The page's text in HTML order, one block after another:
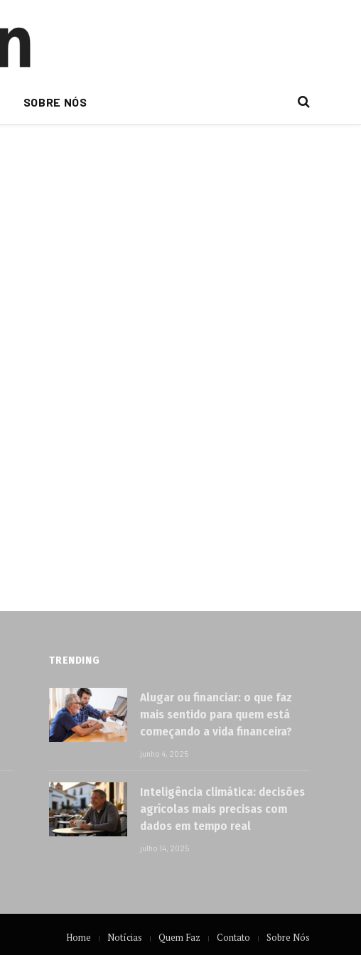
SOBRE NÓS
TRENDING
Alugar ou financiar: o que faz
mais sentido para quem está
começando a vida financeira?
junho 4, 2025
Inteligência climática: decisões
agrícolas mais precisas com
dados em tempo real
julho 14, 2025
Home Notícias Quem Faz Contato Sobre Nós